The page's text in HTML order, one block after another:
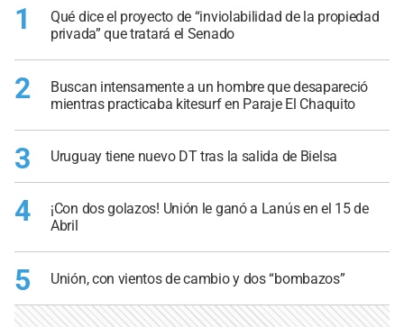
1
Qué dice el proyecto de “inviolabilidad de la propiedad
privada” que tratará el Senado
2
Buscan intensamente a un hombre que desapareció
mientras practicaba kitesurf en Paraje El Chaquito
3 Uruguay tiene nuevo DT tras la salida de Bielsa
4
¡Con dos golazos! Unión le ganó a Lanús en el 15 de
Abril
5 Unión, con vientos de cambio y dos “bombazos”